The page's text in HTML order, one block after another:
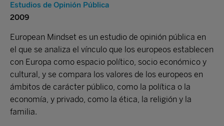
Estudios de Opinión Pública
2009
European Mindset es un estudio de opinión pública en
el que se analiza el vínculo que los europeos establecen
con Europa como espacio político, socio económico y
cultural, y se compara los valores de los europeos en
ámbitos de carácter público, como la política o la
economía, y privado, como la ética, la religión y la
familia.